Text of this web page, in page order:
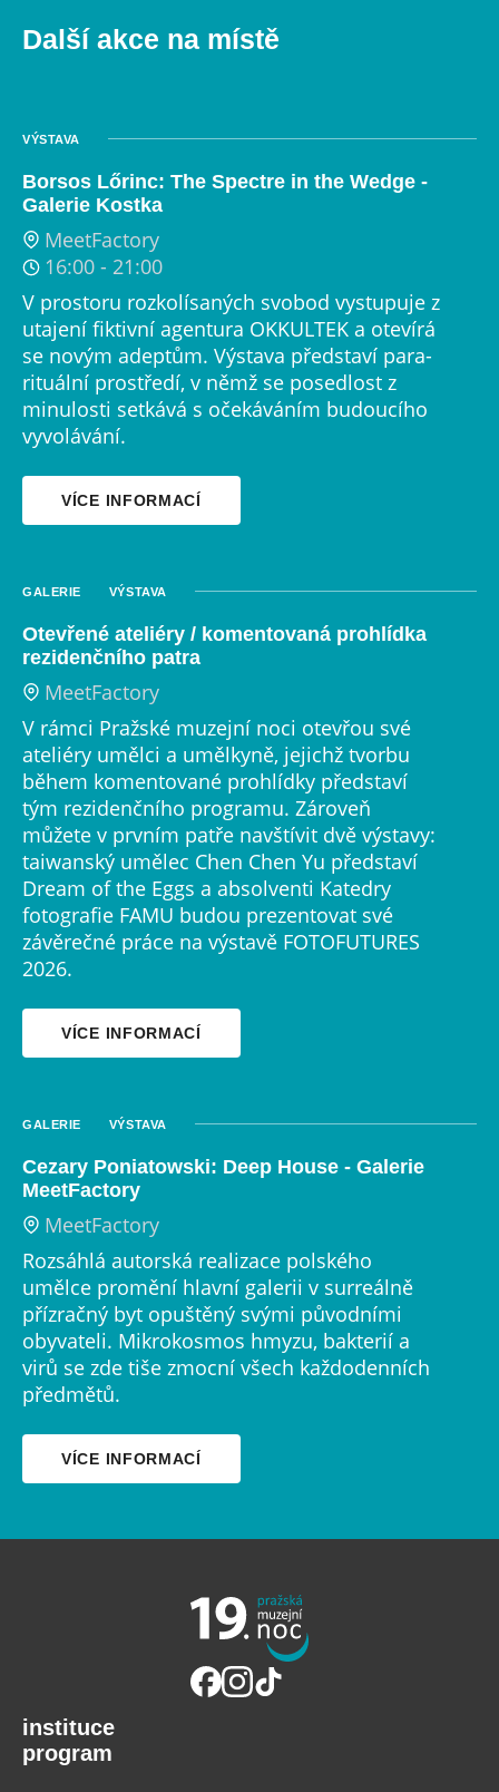
Další akce na místě
VÝSTAVA
Borsos Lőrinc: The Spectre in the Wedge -
Galerie Kostka
MeetFactory
16:00 - 21:00
V prostoru rozkolísaných svobod vystupuje z
utajení fiktivní agentura OKKULTEK a otevírá
se novým adeptům. Výstava představí para-
rituální prostředí, v němž se posedlost z
minulosti setkává s očekáváním budoucího
vyvolávání.
VÍCE INFORMACÍ
GALERIE VÝSTAVA
Otevřené ateliéry / komentovaná prohlídka
rezidenčního patra
MeetFactory
V rámci Pražské muzejní noci otevřou své
ateliéry umělci a umělkyně, jejichž tvorbu
během komentované prohlídky představí
tým rezidenčního programu. Zároveň
můžete v prvním patře navštívit dvě výstavy:
taiwanský umělec Chen Chen Yu představí
Dream of the Eggs a absolventi Katedry
fotografie FAMU budou prezentovat své
závěrečné práce na výstavě FOTOFUTURES
2026.
VÍCE INFORMACÍ
GALERIE VÝSTAVA
Cezary Poniatowski: Deep House - Galerie
MeetFactory
MeetFactory
Rozsáhlá autorská realizace polského
umělce promění hlavní galerii v surreálně
přízračný byt opuštěný svými původními
obyvateli. Mikrokosmos hmyzu, bakterií a
virů se zde tiše zmocní všech každodenních
předmětů.
VÍCE INFORMACÍ
instituce
program